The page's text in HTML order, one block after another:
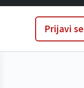
Prijavi se